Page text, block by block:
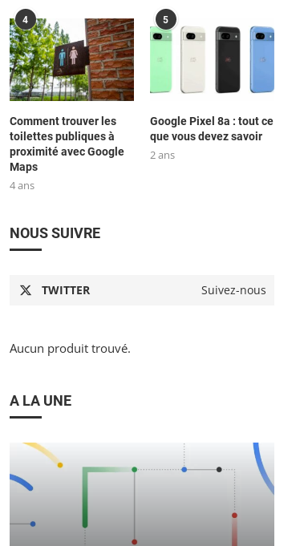
4
Comment trouver les
toilettes publiques à
proximité avec Google
Maps
4 ans
5
Google Pixel 8a : tout ce
que vous devez savoir
2 ans
NOUS SUIVRE
TWITTER Suivez-nous
Aucun produit trouvé.
A LA UNE